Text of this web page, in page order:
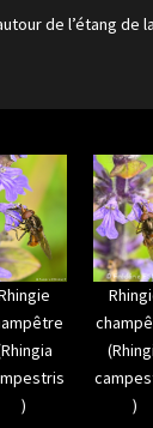
de l’étang de
)
)